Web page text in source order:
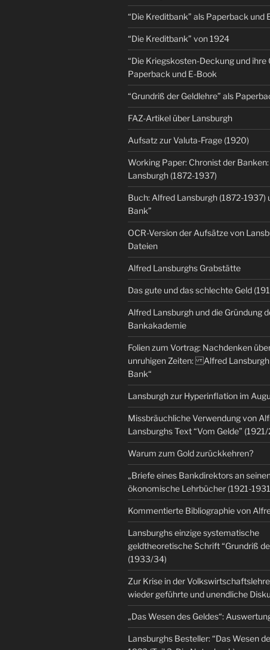
“Die Kreditbank” als Paperback und
“Die Kreditbank” von 1924
“Die Kriegskosten-Deckung und ihre
Paperback und E-Book
“Grundriß der Geldlehre” als
FAZ-Artikel über Lansburgh
Aufsatz zur Valuta-Frage (1920)
Working Paper: Chronist der
Lansburgh (1872-1937)
Buch: Alfred Lansburgh (1872-1937)
Bank”
OCR-Version der Aufsätze von
Dateien
Alfred Lansburghs Grabstätte
Das gute und das schlechte Geld
Alfred Lansburgh und die Gründung
Bankakademie
Folien zum Vortrag: Nachdenken
unruhigen Zeiten: Alfred Lansburgh
Bank“
Lansburgh zur Hyperinflation im
Missbräuchliche Verwendung von
Lansburghs Text “Vom Gelde” (1921/
Warum zum Gold zurückkehren?
„Briefe eines Bankdirektors an
ökonomische Lehrbücher (1921-
Kommentierte Bibliographie von
Lansburghs einzige systematische
geldtheoretische Schrift “Grundriß
(1933/34)
Zur Krise in der
wieder geführte und unendliche
„Das Wesen des Geldes“:
Lansburghs Besteller: “Das Wesen